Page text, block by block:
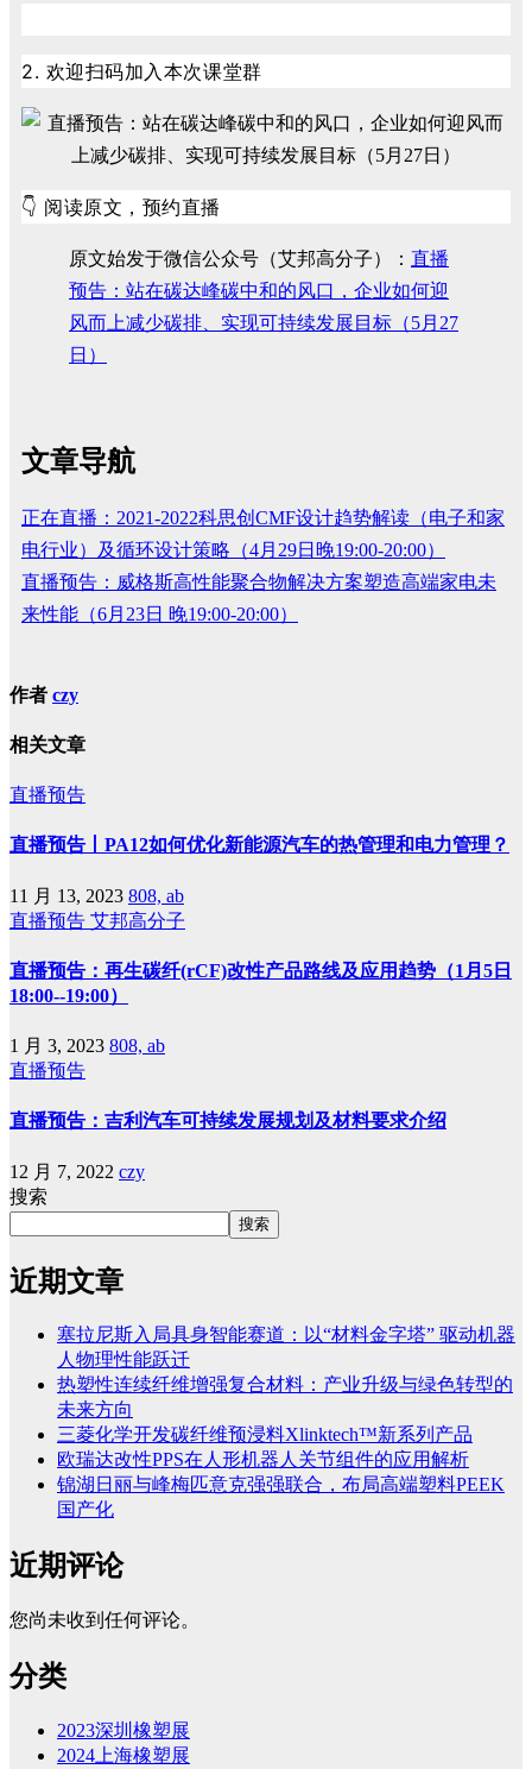
2. 欢迎扫码加入本次课堂群
👇 阅读原文，预约直播
原文始发于微信公众号（艾邦高分子）： 直播
预告：站在碳达峰碳中和的风口，企业如何迎
风而上减少碳排、实现可持续发展目标（5月27
日）
文章导航
正在直播：2021-2022科思创CMF设计趋势解读（电子和家
电行业）及循环设计策略（4月29日晚19:00-20:00）
直播预告：威格斯高性能聚合物解决方案塑造高端家电未
来性能（6月23日 晚19:00-20:00）
作者 czy
相关文章
直播预告
直播预告丨PA12如何优化新能源汽车的热管理和电力管理？
11 月 13, 2023 808, ab
直播预告 艾邦高分子
直播预告：再生碳纤(rCF)改性产品路线及应用趋势（1月5日
18:00--19:00）
1 月 3, 2023 808, ab
直播预告
直播预告：吉利汽车可持续发展规划及材料要求介绍
12 月 7, 2022 czy
搜索
搜索
近期文章
塞拉尼斯入局具身智能赛道：以“材料金字塔” 驱动机器
人物理性能跃迁
热塑性连续纤维增强复合材料：产业升级与绿色转型的
未来方向
三菱化学开发碳纤维预浸料Xlinktech™新系列产品
欧瑞达改性PPS在人形机器人关节组件的应用解析
锦湖日丽与峰梅匹意克强强联合，布局高端塑料PEEK
国产化
近期评论
您尚未收到任何评论。
分类
2023深圳橡塑展
2024上海橡塑展